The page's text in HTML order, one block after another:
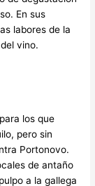
En sus
labores de la
vino.
los que
pero sin
Portonovo.
de antaño
a la gallega